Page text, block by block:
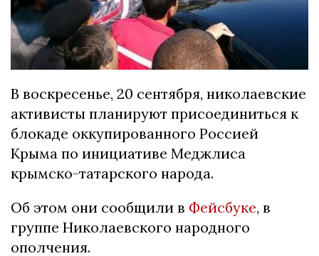
В воскресенье, 20 сентября, николаевские
активисты планируют присоединиться к
блокаде оккупированного Россией
Крыма по инициативе Меджлиса
крымско-татарского народа.
Об этом они сообщили в Фейсбуке, в
группе Николаевского народного
ополчения.